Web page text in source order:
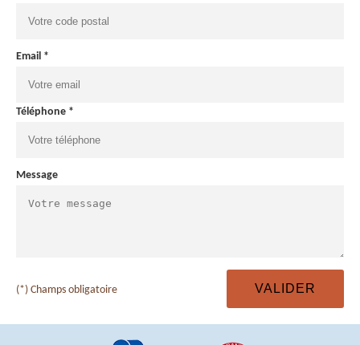
Email *
Téléphone *
Message
(*) Champs obligatoire